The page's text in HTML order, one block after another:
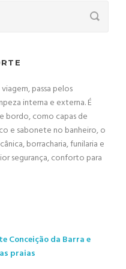
passa pelos
interna e externa. É
bordo, como capas de
e sabonete no banheiro, o
borracharia, funilaria e
segurança, conforto para
Conceição da Barra e
praias